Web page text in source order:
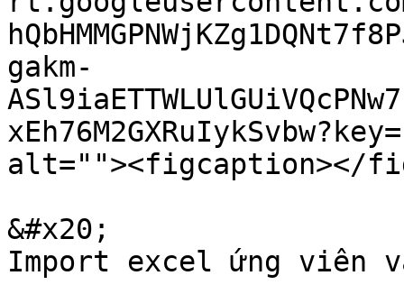
gakm-
alt=""><figcaption></
&#x20;
Import excel ứng viên